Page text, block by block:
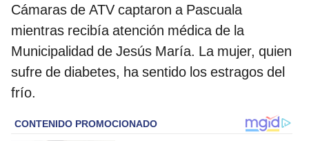
Cámaras de ATV captaron a Pascuala
mientras recibía atención médica de la
Municipalidad de Jesús María. La mujer, quien
sufre de diabetes, ha sentido los estragos del
frío.